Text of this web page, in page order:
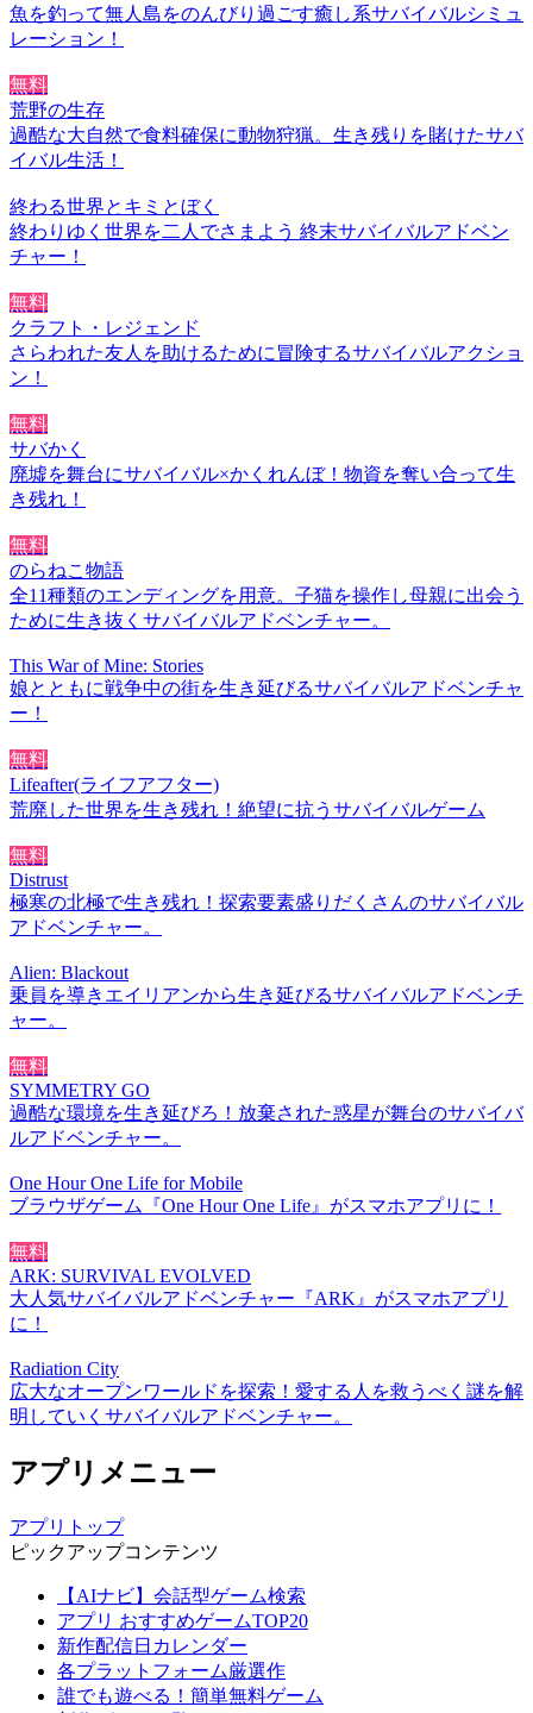
魚を釣って無人島をのんびり過ごす癒し系サバイバルシミュ
レーション！
無料
荒野の生存
過酷な大自然で食料確保に動物狩猟。生き残りを賭けたサバ
イバル生活！
終わる世界とキミとぼく
終わりゆく世界を二人でさまよう 終末サバイバルアドベン
チャー！
無料
クラフト・レジェンド
さらわれた友人を助けるために冒険するサバイバルアクショ
ン！
無料
サバかく
廃墟を舞台にサバイバル×かくれんぼ！物資を奪い合って生
き残れ！
無料
のらねこ物語
全11種類のエンディングを用意。子猫を操作し母親に出会う
ために生き抜くサバイバルアドベンチャー。
This War of Mine: Stories
娘とともに戦争中の街を生き延びるサバイバルアドベンチャ
ー！
無料
Lifeafter(ライフアフター)
荒廃した世界を生き残れ！絶望に抗うサバイバルゲーム
無料
Distrust
極寒の北極で生き残れ！探索要素盛りだくさんのサバイバル
アドベンチャー。
Alien: Blackout
乗員を導きエイリアンから生き延びるサバイバルアドベンチ
ャー。
無料
SYMMETRY GO
過酷な環境を生き延びろ！放棄された惑星が舞台のサバイバ
ルアドベンチャー。
One Hour One Life for Mobile
ブラウザゲーム『One Hour One Life』がスマホアプリに！
無料
ARK: SURVIVAL EVOLVED
大人気サバイバルアドベンチャー『ARK』がスマホアプリ
に！
Radiation City
広大なオープンワールドを探索！愛する人を救うべく謎を解
明していくサバイバルアドベンチャー。
アプリメニュー
アプリトップ
ピックアップコンテンツ
【AIナビ】会話型ゲーム検索
アプリ おすすめゲームTOP20
新作配信日カレンダー
各プラットフォーム厳選作
誰でも遊べる！簡単無料ゲーム